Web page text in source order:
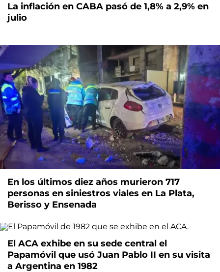
La inflación en CABA pasó de 1,8% a 2,9% en
julio
En los últimos diez años murieron 717
personas en siniestros viales en La Plata,
Berisso y Ensenada
El ACA exhibe en su sede central el
Papamóvil que usó Juan Pablo II en su visita
a Argentina en 1982